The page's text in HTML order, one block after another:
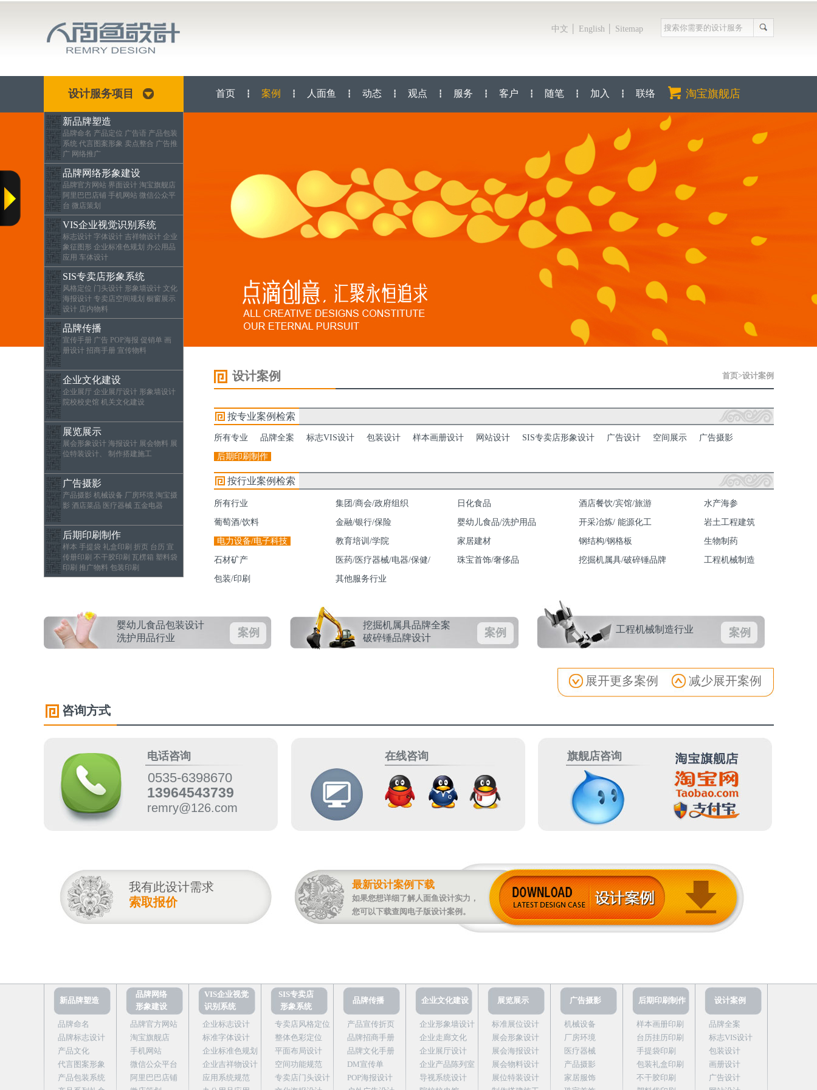
中文 English Sitemap
设计服务项目
新品牌塑造
品牌命名 产品定位 广告语 产品包装
系统 代言图案形象 卖点整合 广告推
广 网络推广
品牌网络形象建设
品牌官方网站 界面设计 淘宝旗舰店
阿里巴巴店铺 手机网站 微信公众平
台 微店策划
VIS企业视觉识别系统
标志设计 字体设计 吉祥物设计 企业
象征图形 企业标准色规划 办公用品
应用 车体设计
SIS专卖店形象系统
风格定位 门头设计 形象墙设计 文化
海报设计 专卖店空间规划 橱窗展示
设计 店内物料
品牌传播
宣传手册 广告 POP海报 促销单 画
册设计 招商手册 宣传物料
企业文化建设
企业展厅 企业展厅设计 形象墙设计
院校校史馆 机关文化建设
展览展示
展会形象设计 海报设计 展会物料 展
位特装设计、 制作搭建施工
广告摄影
产品摄影 机械设备 厂房环境 淘宝摄
影 酒店菜品 医疗器械 五金电器
后期印刷制作
样本 手提袋 礼盒印刷 折页 台历 宣
传册印刷 不干胶印刷 瓦楞箱 塑料袋
印刷 推广物料 包装印刷
首页 ┇ 案例 ┇ 人面鱼 ┇ 动态 ┇ 观点 ┇ 服务 ┇ 客户 ┇ 随笔 ┇ 加入 ┇ 联络 淘宝旗舰店
设计案例 首页>设计案例
按专业案例检索
所有专业 品牌全案 标志VIS设计 包装设计 样本画册设计 网站设计 SIS专卖店形象设计 广告设计 空间展示 广告摄影
后期印刷制作
按行业案例检索
所有行业 集团/商会/政府组织 日化食品 酒店餐饮/宾馆/旅游 水产海参
葡萄酒/饮料 金融/银行/保险 婴幼儿食品/洗护用品 开采冶炼/ 能源化工 岩土工程建筑
电力设备/电子科技 教育培训/学院 家居建材 钢结构/钢格板 生物制药
石材矿产 医药/医疗器械/电器/保健/ 珠宝首饰/奢侈品 挖掘机属具/破碎锤品牌 工程机械制造
包装/印刷 其他服务行业
婴幼儿食品包装设计
洗护用品行业
案例
挖掘机属具品牌全案
破碎锤品牌设计
案例 工程机械制造行业 案例
减少展开案例
展开更多案例
咨询方式
电话咨询
0535-6398670
13964543739
remry@126.com
在线咨询 旗舰店咨询
我有此设计需求
索取报价
最新设计案例下载
如果您想详细了解人面鱼设计实力，
您可以下载查阅电子版设计案例。
新品牌塑造
品牌命名
品牌标志设计
产品文化
代言图案形象
产品包装系统
品牌网络
形象建设
品牌官方网站
淘宝旗舰店
手机网站
微信公众平台
阿里巴巴店铺
VIS企业视觉
识别系统
企业标志设计
标准字体设计
企业标准色规划
企业吉祥物设计
应用系统规范
SIS专卖店
形象系统
专卖店风格定位
整体色彩定位
平面布局设计
空间功能规范
专卖店门头设计
品牌传播
产品宣传折页
品牌招商手册
品牌文化手册
DM宣传单
POP海报设计
企业文化建设
企业形象墙设计
企业走廊文化
企业展厅设计
企业产品陈列室
导视系统设计
展览展示
标准展位设计
展会形象设计
展会海报设计
展会物料设计
展位特装设计
广告摄影
机械设备
厂房环境
医疗器械
产品摄影
家居服饰
后期印刷制作
样本画册印刷
台历挂历印刷
手提袋印刷
包装礼盒印刷
不干胶印刷
设计案例
品牌全案
标志VIS设计
包装设计
画册设计
广告设计